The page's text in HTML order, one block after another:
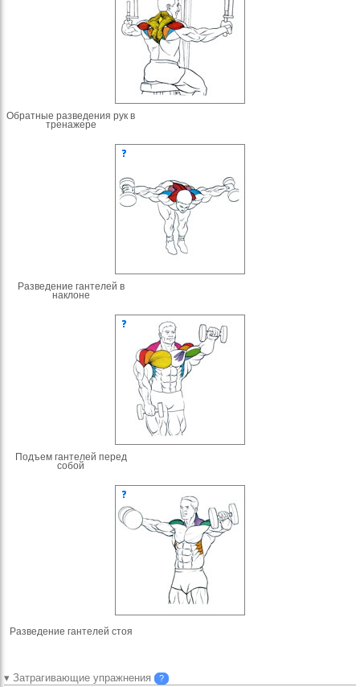
Обратные разведения рук в
тренажере
Разведение гантелей в
наклоне
Подъем гантелей перед
собой
Разведение гантелей стоя
▾ Затрагивающие упражнения ?